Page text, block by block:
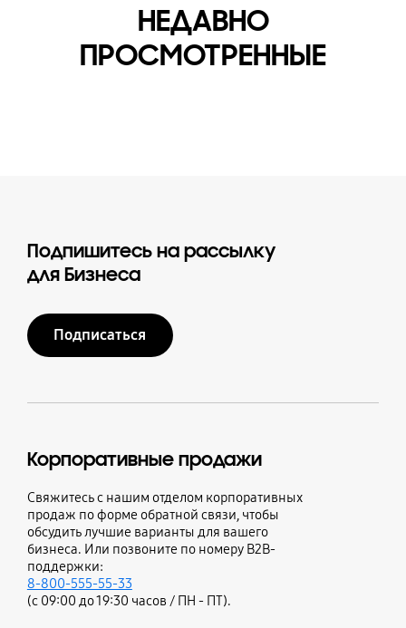
НЕДАВНО
ПРОСМОТРЕННЫЕ
Подпишитесь на рассылку
для Бизнеса
Подписаться
Корпоративные продажи
Свяжитесь с нашим отделом корпоративных
продаж по форме обратной связи, чтобы
обсудить лучшие варианты для вашего
бизнеса. Или позвоните по номеру B2B-
поддержки:
8-800-555-55-33
(с 09:00 до 19:30 часов / ПН - ПТ).